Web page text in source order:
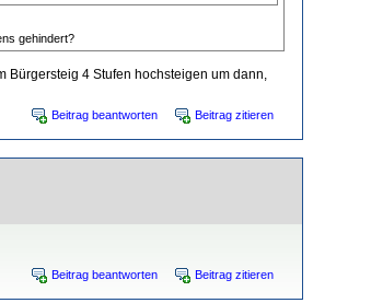
gehindert?
Bürgersteig 4 Stufen hochsteigen um dann,
Beitrag beantworten Beitrag zitieren
Beitrag beantworten Beitrag zitieren